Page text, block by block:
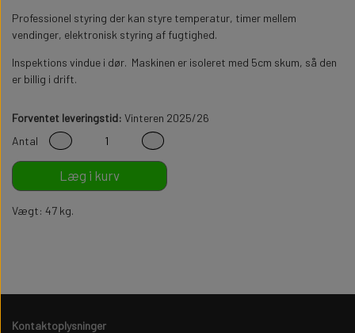
Professionel styring der kan styre temperatur, timer mellem
vendinger, elektronisk styring af fugtighed.
Inspektions vindue i dør. Maskinen er isoleret med 5cm skum, så den
er billig i drift.
Forventet leveringstid: Vinteren 2025/26
Antal
Læg i kurv
Vægt: 47 kg.
Kontaktoplysninger